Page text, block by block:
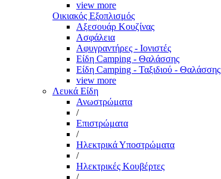
view more
Οικιακός Εξοπλισμός
Αξεσουάρ Κουζίνας
Ασφάλεια
Αφυγραντήρες - Ιονιστές
Είδη Camping - Θαλάσσης
Είδη Camping - Ταξιδιού - Θαλάσσης
view more
Λευκά Είδη
Ανωστρώματα
/
Επιστρώματα
/
Ηλεκτρικά Υποστρώματα
/
Ηλεκτρικές Κουβέρτες
/